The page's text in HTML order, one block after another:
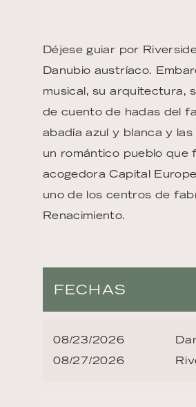
Déjese guiar por
Danubio austríaco.
musical, su arquitectura,
de cuento de hadas del
abadía azul y blanca y
un romántico pueblo que
acogedora Capital
uno de los centros de
Renacimiento.
FECHAS
08/23/2026
08/27/2026